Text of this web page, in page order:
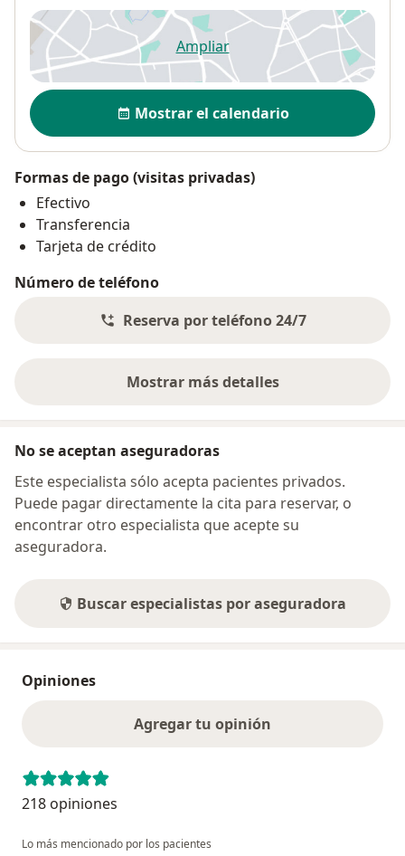
Ampliarse abre en una nueva
Disponibilidad
Mostrar el calendario
Formas de pago (visitas privadas)
Efectivo
Transferencia
Tarjeta de crédito
Número de teléfono
Reserva por teléfono 24/7
Mostrar más detalles
sobre la dirección
No se aceptan aseguradoras
Este especialista sólo acepta pacientes privados.
Puede pagar directamente la cita para reservar, o
encontrar otro especialista que acepte su
aseguradora.
Buscar especialistas por aseguradora
Opiniones
Agregar tu opinión
218 opiniones
Lo más mencionado por los pacientes